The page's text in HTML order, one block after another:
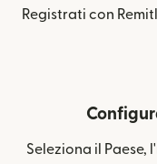
Registrati con
Seleziona il